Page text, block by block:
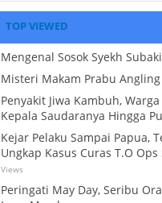
TOP VIEWED
Mengenal Sosok Syekh
Misteri Makam Prabu
Penyakit Jiwa Kambuh,
Kepala Saudaranya Hingga
Kejar Pelaku Sampai Papua,
Ungkap Kasus Curas T.O
Views
Peringati May Day, Seribu